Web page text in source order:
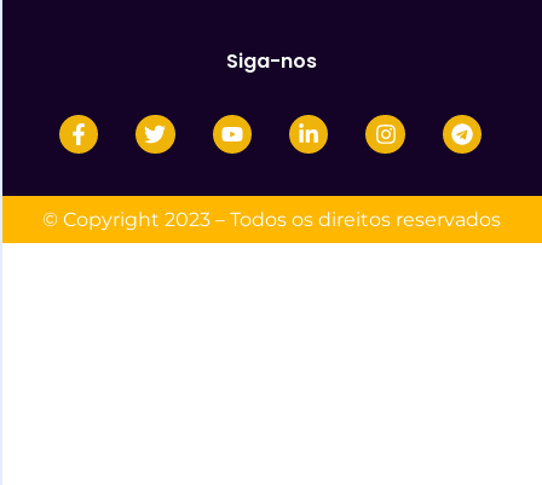
Siga-nos
© Copyright 2023 – Todos os direitos reservados